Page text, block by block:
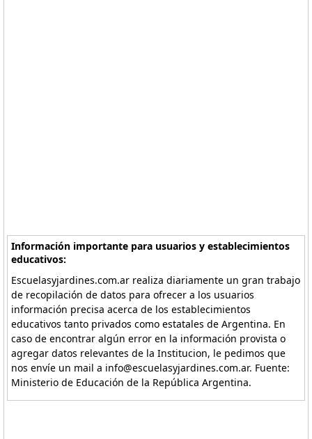
Información importante para usuarios y establecimientos
educativos:
Escuelasyjardines.com.ar realiza diariamente un gran trabajo
de recopilación de datos para ofrecer a los usuarios
información precisa acerca de los establecimientos
educativos tanto privados como estatales de Argentina. En
caso de encontrar algún error en la información provista o
agregar datos relevantes de la Institucion, le pedimos que
nos envíe un mail a info@escuelasyjardines.com.ar. Fuente:
Ministerio de Educación de la República Argentina.